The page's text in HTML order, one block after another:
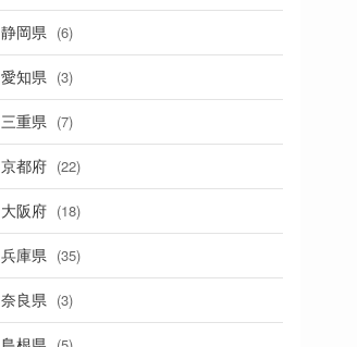
(5)
(1)
(1)
(11)
(4)
(4)
(17)
(4)
(7)
静岡県 (6)
愛知県 (3)
三重県 (7)
京都府 (22)
大阪府 (18)
兵庫県 (35)
奈良県 (3)